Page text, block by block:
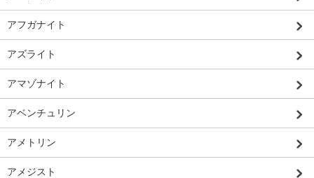
アフガナイト
アズライト
アマゾナイト
アベンチュリン
アメトリン
アメジスト